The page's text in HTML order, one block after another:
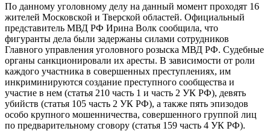
По данному уголовному делу на данный момент проходят 16
жителей Московской и Тверской областей. Официальный
представитель МВД РФ Ирина Волк сообщила, что
фигуранты дела были задержаны силами сотрудников
Главного управления уголовного розыска МВД РФ. Судебные
органы санкционировали их аресты. В зависимости от роли
каждого участника в совершенных преступлениях, им
инкриминируются создание преступного сообщества и
участие в нем (статья 210 часть 1 и часть 2 УК РФ), девять
убийств (статья 105 часть 2 УК РФ), а также пять эпизодов
особо крупного мошенничества, совершенного группой лиц
по предварительному сговору (статья 159 часть 4 УК РФ).